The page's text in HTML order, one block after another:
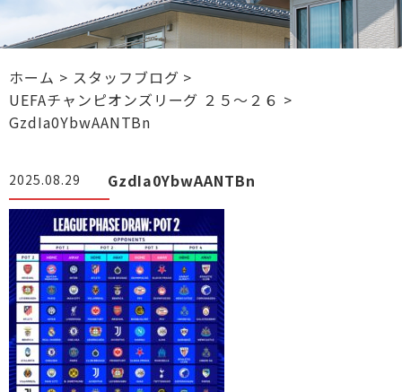
ホーム > スタッフブログ >
UEFAチャンピオンズリーグ ２５～２６ >
GzdIa0YbwAANTBn
2025.08.29 GzdIa0YbwAANTBn